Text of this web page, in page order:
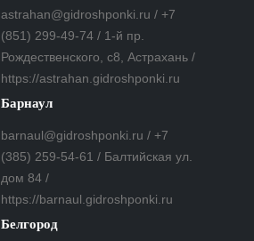
astrahan@gidroshponki.ru / +7
(851) 299-49-74 / 1-й пр.
Рождественского, с8, Астрахань /
https://astrahan.gidroshponki.ru
Барнаул
barnaul@gidroshponki.ru / +7
(385) 259-54-61 / Балтийская ул.
дом 84 /
https://barnaul.gidroshponki.ru
Белгород